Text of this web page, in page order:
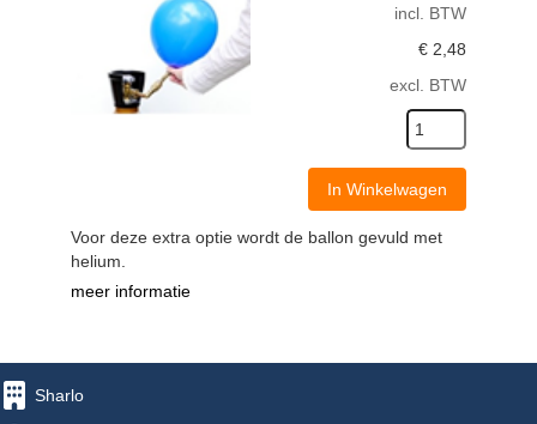
incl. BTW
€ 2,48
excl. BTW
In Winkelwagen
Voor deze extra optie wordt de ballon gevuld met
helium.
meer informatie
Sharlo